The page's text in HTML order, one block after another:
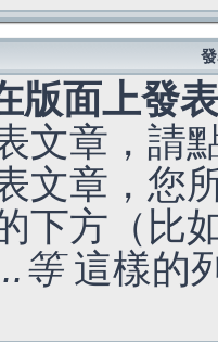
版面上發
文章，請
文章，您
下方（比
等這樣的